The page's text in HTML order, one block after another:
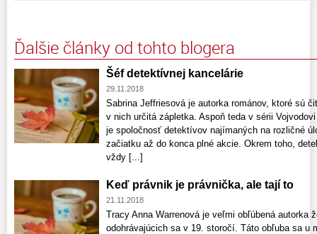
Ďalšie články od tohto blogera
Šéf detektívnej kancelárie
29.11.2018
Sabrina Jeffriesová je autorka románov, ktoré sú
v nich určitá zápletka. Aspoň teda v sérii
je spoločnosť detektívov najímaných na rozličné
začiatku až do konca plné akcie. Okrem toho,
vždy [...]
Keď právnik je právnička, ale tají to
21.11.2018
Tracy Anna Warrenová je veľmi obľúbená autorka
odohrávajúcich sa v 19. storočí. Táto obľuba sa u